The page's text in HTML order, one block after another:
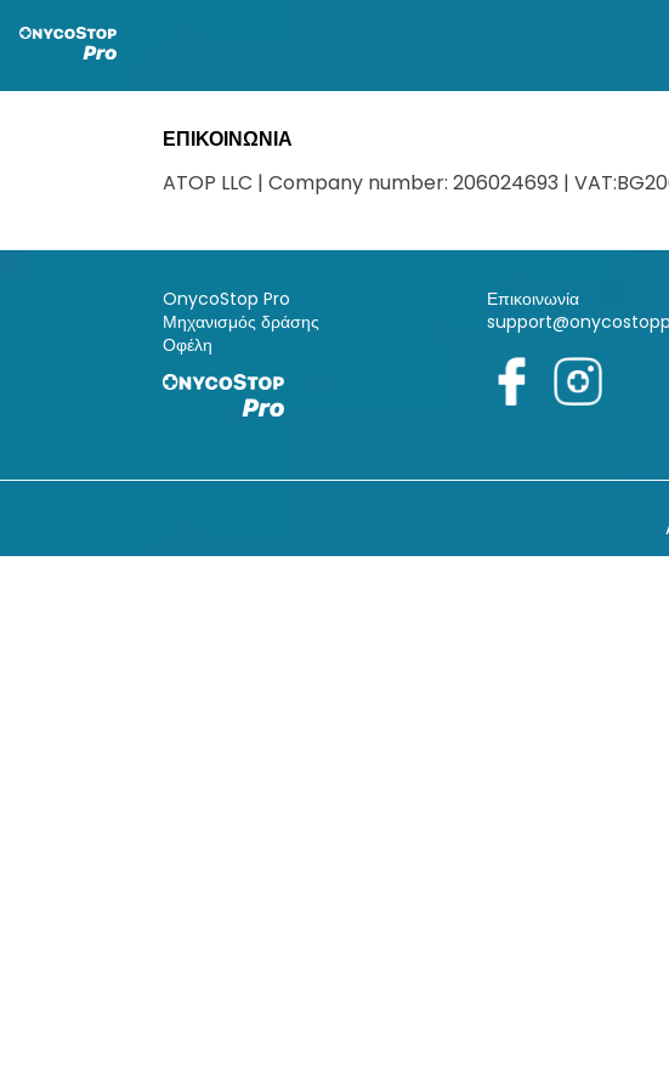
ΕΠΙΚΟΙΝΩΝΙΑ
ATOP LLC | Company number: 206024693 |
OnycoStop Pro
Μηχανισμός δράσης
Οφέλη
Επικοινωνία